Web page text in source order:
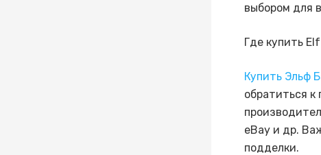
выбором для
Где купить
Купить Эльф
обратиться
eBay и др.
подделки.